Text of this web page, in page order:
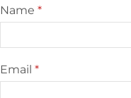
Name *
Email *